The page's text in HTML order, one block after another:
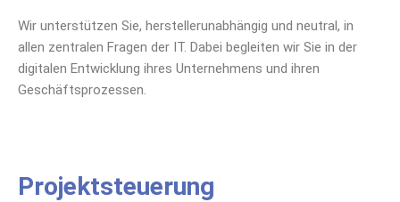
Wir unterstützen Sie, herstellerunabhängig und neutral, in
allen zentralen Fragen der IT. Dabei begleiten wir Sie in der
digitalen Entwicklung ihres Unternehmens und ihren
Geschäftsprozessen.
Projektsteuerung